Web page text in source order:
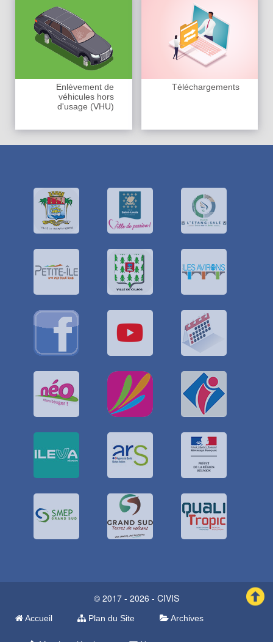
Enlèvement de
véhicules hors
d'usage (VHU)
Téléchargements
© 2017 - 2026 - CIVIS
Accueil Plan du Site Archives